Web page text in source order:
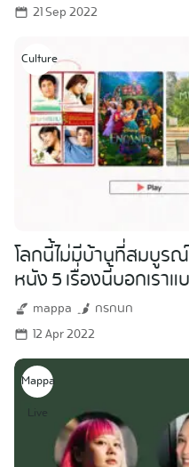
for:
21 Sep 2022
Culture
โลกนี้ไม่มีบ้านที่สมบูร
หนัง 5 เรื่องนี้บอกเรา
mappa
กรกนก
12 Apr 2022
Mappa
Live